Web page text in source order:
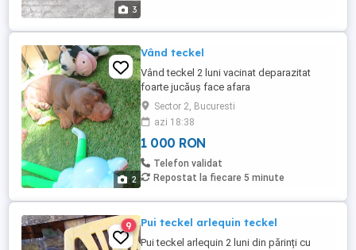
3
2
Vând teckel
Vând teckel 2 luni vacinat deparazitat
foarte jucăuș face afara
Sector 2, Bucuresti
azi 18:38
1 000 RON
Telefon validat
Repostat la fiecare 5 minute
9 Pui teckel arlequin teckel
Pui teckel arlequin 2 luni din părinți cu